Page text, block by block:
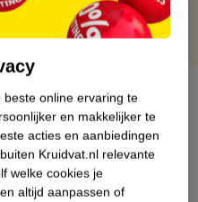
online ervaring te
en makkelijker te
acties en aanbiedingen
Kruidvat.nl relevante
welke cookies je
altijd aanpassen of